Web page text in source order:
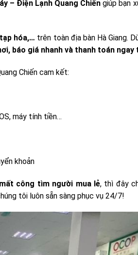
– Điện Lạnh Quang Chiến giúp bạn
hóa,… trên toàn địa bàn Hà Giang.
báo giá nhanh và thanh toán ngay
Chiến cam kết:
máy tính tiền…
khoản
công tìm người mua lẻ, thì đây
tôi luôn sẵn sàng phục vụ 24/7!